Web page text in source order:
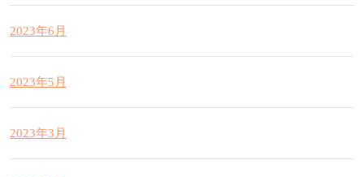
2023年6月
2023年5月
2023年3月